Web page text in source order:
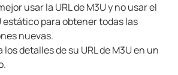
usar la URL de M3U y no usar el
estático para obtener todas las
nuevas.
detalles de su URL de M3U en un